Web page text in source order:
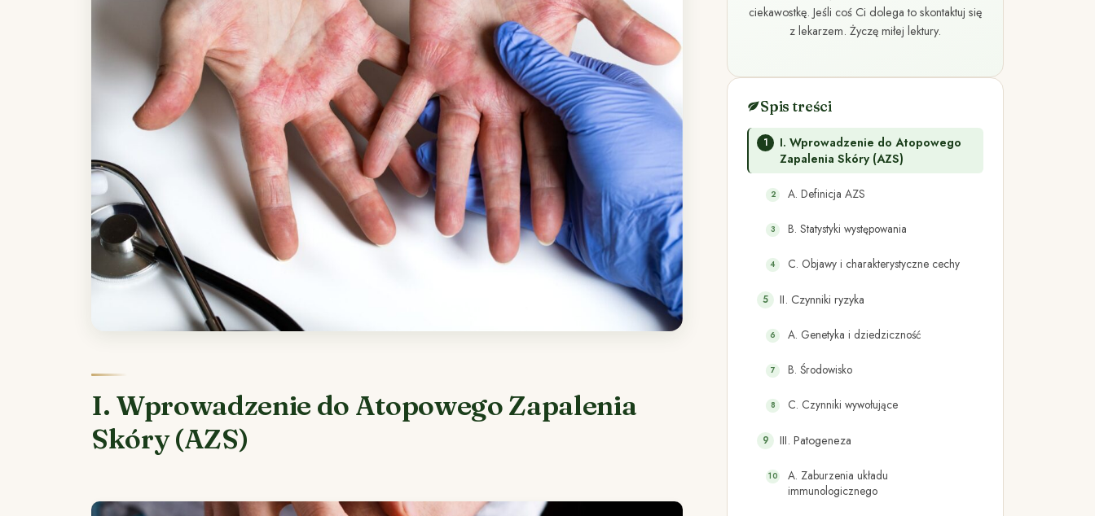
I. Wprowadzenie do Atopowego Zapalenia
Skóry (AZS)
ciekawostkę. Jeśli coś Ci dolega to skontaktuj się
z lekarzem. Życzę miłej lektury.
Spis treści
I. Wprowadzenie do Atopowego
Zapalenia Skóry (AZS)
A. Definicja AZS
B. Statystyki występowania
C. Objawy i charakterystyczne cechy
II. Czynniki ryzyka
A. Genetyka i dziedziczność
B. Środowisko
C. Czynniki wywołujące
III. Patogeneza
A. Zaburzenia układu
immunologicznego